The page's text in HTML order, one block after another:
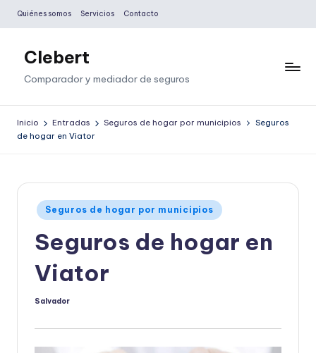
Saltar
contenido
Quiénes somos Servicios Contacto
Clebert
Comparador y mediador de seguros
Inicio Entradas Seguros de hogar por municipios
Seguros
de hogar en Viator
Publicado
en
Seguros de hogar por municipios
Seguros de hogar en
Viator
Publicado
Salvador